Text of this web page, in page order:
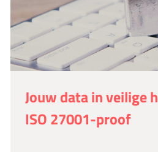
Jouw data in veilige
ISO 27001-proof